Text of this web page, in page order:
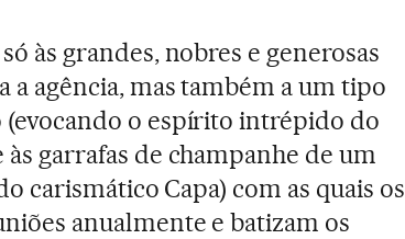
às grandes, nobres e generosas
a agência, mas também a um tipo
o espírito intrépido do
garrafas de champanhe de um
carismático Capa) com as quais os
anualmente e batizam os